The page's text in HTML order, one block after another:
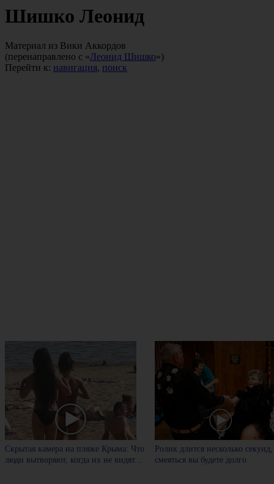
Шишко Леонид
Материал из Вики Аккордов
(перенаправлено с «Леонид Шишко»)
Перейти к: навигация, поиск
Скрытая камера на пляже Крыма: Что
люди вытворяют, когда их не видят...
Ролик длится несколько
смеяться вы будете долго